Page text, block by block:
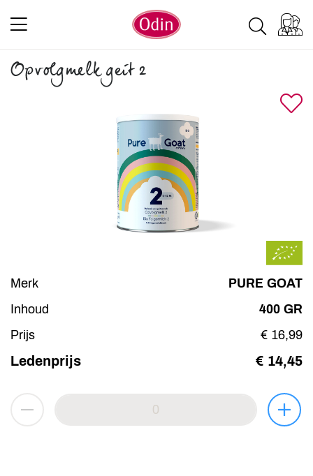
Opvolgmelk geit 2
Merk
PURE GOAT
Inhoud
400 GR
Prijs
€ 16,99
Ledenprijs € 14,45